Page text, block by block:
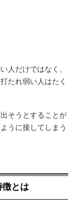
人だけではなく、
たれ弱い人はたく
そうとすることが
うに接してしまう
とは